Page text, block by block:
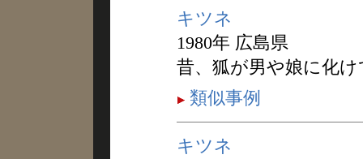
キツネ
1980年 広島県
昔、狐が男や娘に化
類似事例
キツネ